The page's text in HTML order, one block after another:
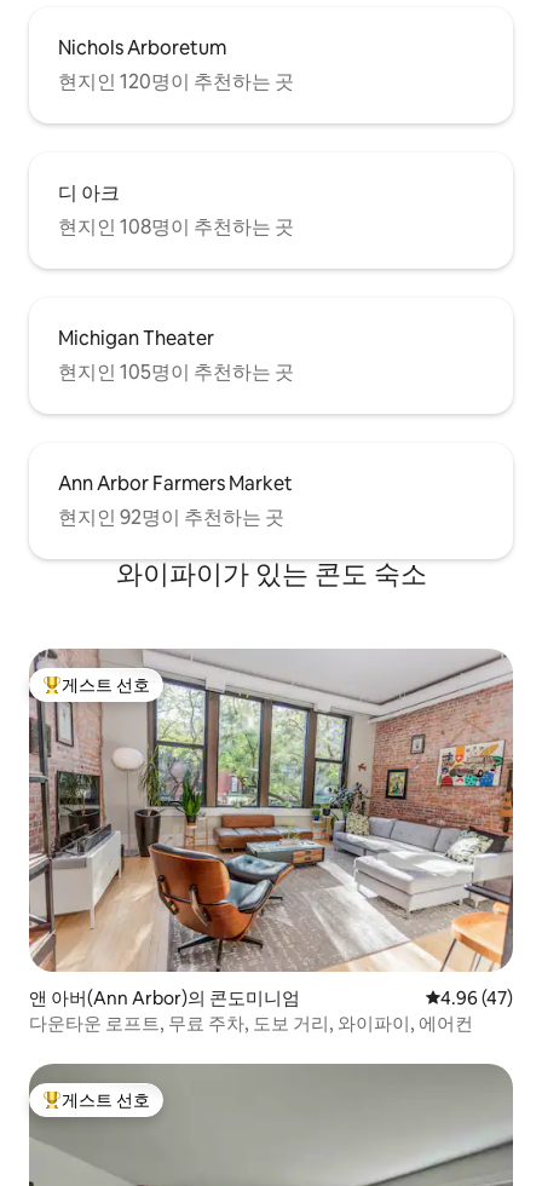
Nichols Arboretum
현지인 120명이 추천하는 곳
디 아크
현지인 108명이 추천하는 곳
Michigan Theater
현지인 105명이 추천하는 곳
Ann Arbor Farmers Market
현지인 92명이 추천하는 곳
와이파이가 있는 콘도 숙소
상위 게스트 선호
게스트 선호
앤 아버(Ann Arbor)의 콘도미니엄 평점 4.96점(5
4.96 (47)
다운타운 로프트, 무료 주차, 도보 거리, 와이파이, 에어컨
상위 게스트 선호
게스트 선호